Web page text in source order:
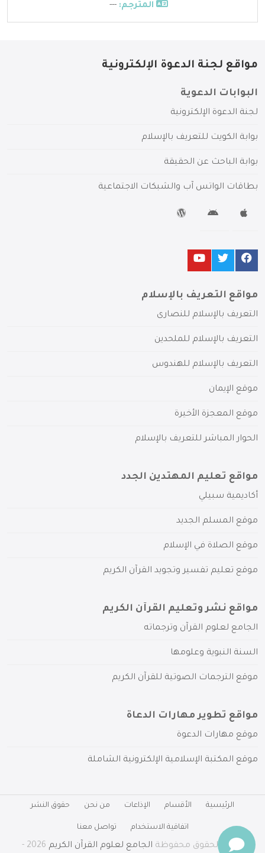
المترجم: ---
مواقع لجنة الدعوة الإلكترونية
البوابات الدعوية
لجنة الدعوة الإلكترونية
بوابة الكويت للتعريف بالإسلام
بوابة الباحث عن الحقيقة
بطاقات الواتس آب والشبكات الاجتماعية
مواقع التعريف بالإسلام
التعريف بالإسلام للنصارى
التعريف بالإسلام للملحدين
التعريف بالإسلام للهندوس
موقع الإيمان
موقع المعجزة الأخيرة
الحوار المباشر للتعريف بالإسلام
مواقع تعليم المهتدين الجدد
أكاديمية سبيلي
موقع المسلم الجديد
موقع الصلاة في الإسلام
موقع تعليم تفسير وتجويد القرآن الكريم
مواقع نشر وتعليم القرآن الكريم
الجامع لعلوم القرآن وترجماته
السنة النبوية وعلومها
موقع الترجمات الصوتية للقرآن الكريم
مواقع تطوير مهارات الدعاة
موقع مهارات الدعوة
موقع المكتبة الإسلامية الإلكترونية الشاملة
الرئيسية الأقسام الإذاعات من نحن حقوق النشر
اتفاقية الاستخدام تواصل معنا
جميع الحقوق محفوظة الجامع لعلوم القرآن الكريم 2026 -